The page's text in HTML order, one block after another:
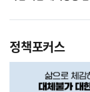
정책포커스